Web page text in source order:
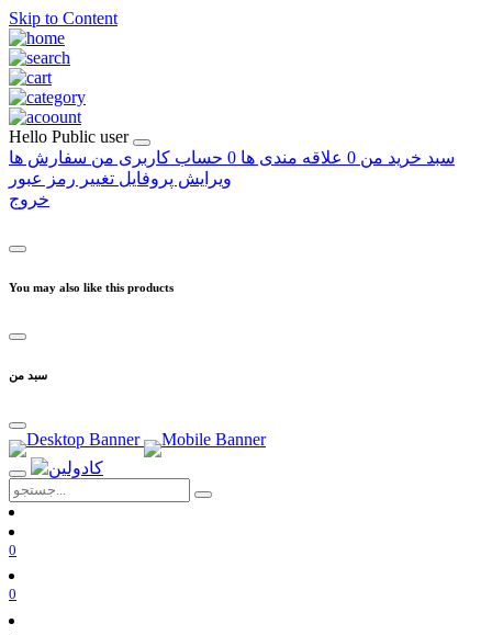
Skip to Content
Hello Public user
سبد خرید من 0 علاقه مندی ها 0 حساب کاربری من سفارش ها
ویرایش پروفایل تغییر رمز عبور
خروج
You may also like this products
سبد من
0
0